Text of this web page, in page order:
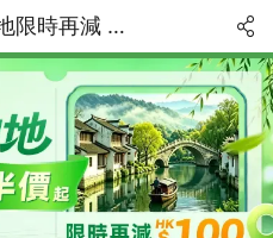
Chill住玩內地限時再減 HK$100！精選特價獨家低至5折！中國内地深度遊指南